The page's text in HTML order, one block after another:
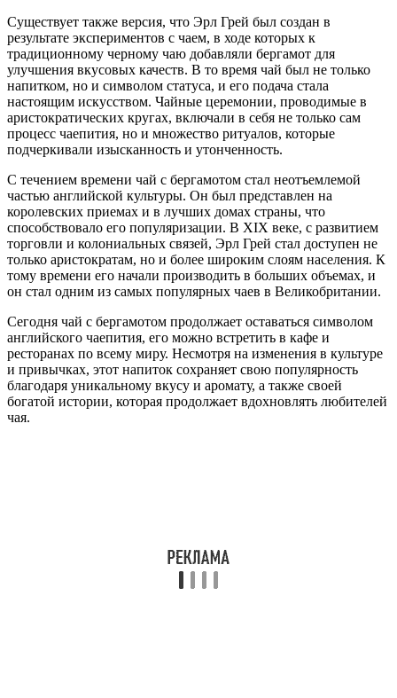
Существует также версия, что Эрл Грей был создан в
результате экспериментов с чаем, в ходе которых к
традиционному черному чаю добавляли бергамот для
улучшения вкусовых качеств. В то время чай был не только
напитком, но и символом статуса, и его подача стала
настоящим искусством. Чайные церемонии, проводимые в
аристократических кругах, включали в себя не только сам
процесс чаепития, но и множество ритуалов, которые
подчеркивали изысканность и утонченность.
С течением времени чай с бергамотом стал неотъемлемой
частью английской культуры. Он был представлен на
королевских приемах и в лучших домах страны, что
способствовало его популяризации. В XIX веке, с развитием
торговли и колониальных связей, Эрл Грей стал доступен не
только аристократам, но и более широким слоям населения. К
тому времени его начали производить в больших объемах, и
он стал одним из самых популярных чаев в Великобритании.
Сегодня чай с бергамотом продолжает оставаться символом
английского чаепития, его можно встретить в кафе и
ресторанах по всему миру. Несмотря на изменения в культуре
и привычках, этот напиток сохраняет свою популярность
благодаря уникальному вкусу и аромату, а также своей
богатой истории, которая продолжает вдохновлять любителей
чая.